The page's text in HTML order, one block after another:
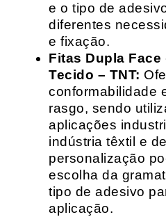
e o tipo de
diferentes
e fixação.
Fitas Dupla Face
Tecido – TNT:
conformabilidade
rasgo, sendo
aplicações
indústria têxtil e
personalização
escolha da
tipo de adesivo
aplicação.